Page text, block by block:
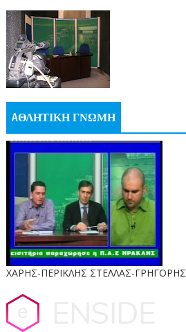
AΘΛΗΤΙΚΗ ΓΝΩΜΗ
ΧΑΡΗΣ-ΠΕΡΙΚΛΗΣ ΣΤΕΛΛΑΣ-ΓΡΗΓΟΡΗΣ